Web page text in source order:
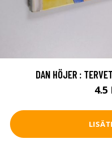
DAN HÖJER :
4.5